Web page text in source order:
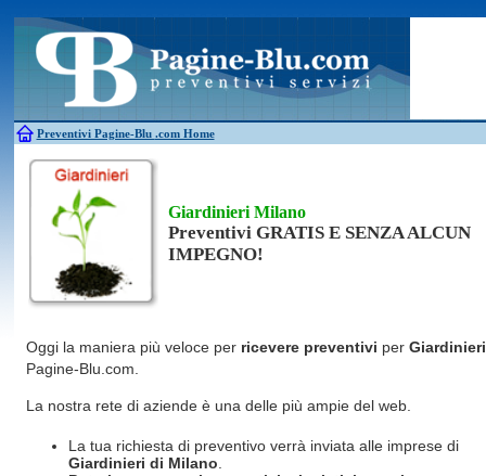
Preventivi Pagine-Blu .com Home
Antifurti
Allarme
Bagni chimici
Edilizia Giardinieri
Caldaie
Falegnami Idraulici
Canne fumarie
Parquet
Giardinieri Milano
Preventivi GRATIS E SENZA ALCUN
IMPEGNO!
Oggi la maniera più veloce per ricevere preventivi per Giardinieri
Pagine-Blu.com.
La nostra rete di aziende è una delle più ampie del web.
La tua richiesta di preventivo verrà inviata alle imprese di
Giardinieri di Milano